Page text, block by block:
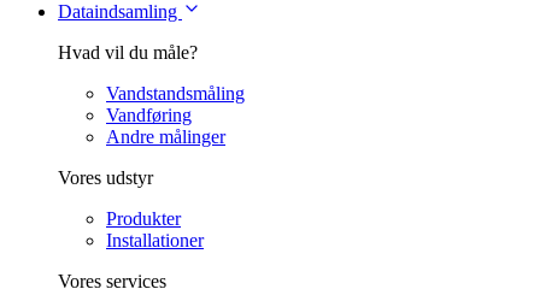
Dataindsamling
Hvad vil du måle?
Vandstandsmåling
Vandføring
Andre målinger
Vores udstyr
Produkter
Installationer
Vores services